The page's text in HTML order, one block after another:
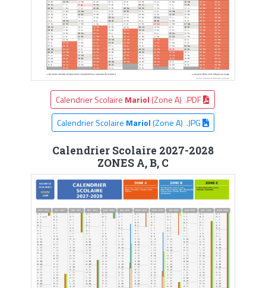
Calendrier Scolaire Mariol (Zone A) .PDF
Calendrier Scolaire Mariol(Zone A) .JPG
Calendrier Scolaire 2027-2028
ZONES A, B, C